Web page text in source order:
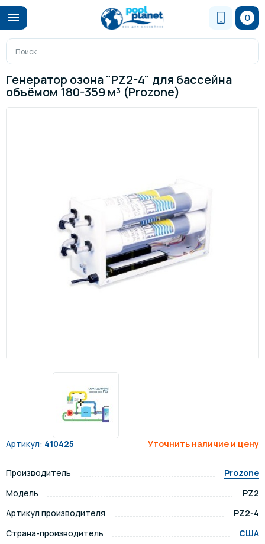
0
Генератор озона "PZ2-4" для бассейна
объёмом 180-359 м³ (Prozone)
Артикул: 410425 Уточнить наличие и цену
Производитель
Prozone
Модель
PZ2
Артикул производителя
PZ2-4
Страна-производитель
США